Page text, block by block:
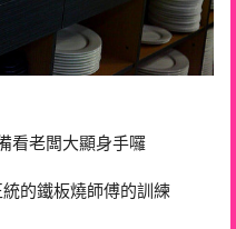
看老闆大顯身手囉
的鐵板燒師傅的訓練